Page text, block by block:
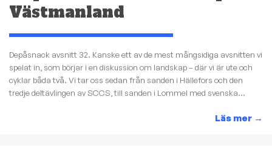
Västmanland
Depåsnack avsnitt 32. Kanske ett av de mest mångsidiga avsnitten vi
spelat in, som börjar i en diskussion om landskap – där vi är ute och
cyklar båda två. Vi tar oss sedan från sanden i Hällefors och den
tredje deltävlingen av SCCS, till sanden i Lommel med svenska...
Läs mer →